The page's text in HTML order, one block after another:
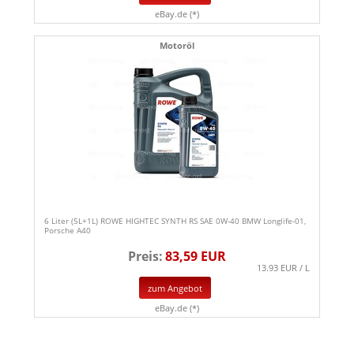
eBay.de (*)
Motoröl
6 Liter (5L+1L) ROWE HIGHTEC SYNTH RS SAE 0W-40 BMW Longlife-01,
Porsche A40
Preis:83,59 EUR
13.93 EUR / L
zum Angebot
eBay.de (*)